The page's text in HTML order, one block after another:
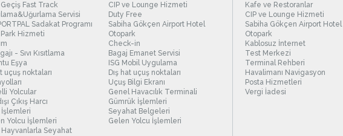
Geçiş Fast Track
CIP ve Lounge Hizmeti
Servisi
Duty Free
Sadakat Programı
Sabiha Gökçen Airport Hotel
Hizmeti
Otopark
Check-in
- Sıvı Kısıtlama
Bagaj Emanet Servisi
Eşya
ISG Mobil Uygulama
uçuş noktaları
Dış hat uçuş noktaları
Uçuş Bilgi Ekranı
Yolcular
Genel Havacılık Terminali
Çıkış Harcı
Gümrük İşlemleri
Seyahat Belgeleri
Yolcu İşlemleri
Gelen Yolcu İşlemleri
Hayvanlarla Seyahat
Kafe ve Restoranlar
CIP ve Lounge Hizmeti
Sabiha Gökçen Airport Hotel
Otopark
Kablosuz İnternet
Test Merkezi
Terminal Rehberi
Havalimanı Navigasyon
Posta Hizmetleri
Vergi İadesi